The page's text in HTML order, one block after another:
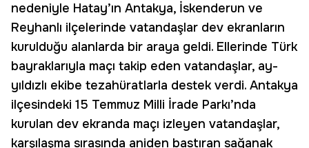
nedeniyle Hatay’ın Antakya, İskenderun ve
Reyhanlı ilçelerinde vatandaşlar dev ekranların
kurulduğu alanlarda bir araya geldi. Ellerinde Türk
bayraklarıyla maçı takip eden vatandaşlar, ay-
yıldızlı ekibe tezahüratlarla destek verdi. Antakya
ilçesindeki 15 Temmuz Milli İrade Parkı’nda
kurulan dev ekranda maçı izleyen vatandaşlar,
karşılaşma sırasında aniden bastıran sağanak